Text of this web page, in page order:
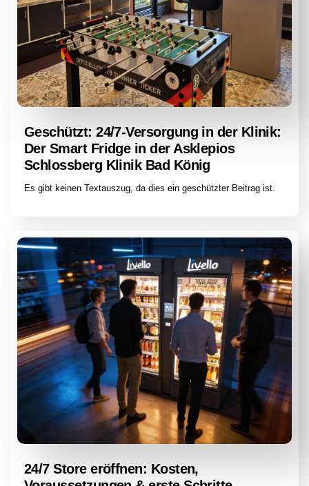
Geschützt: 24/7-Versorgung in der Klinik:
Der Smart Fridge in der Asklepios
Schlossberg Klinik Bad König
Es gibt keinen Textauszug, da dies ein geschützter Beitrag ist.
24/7 Store eröffnen: Kosten,